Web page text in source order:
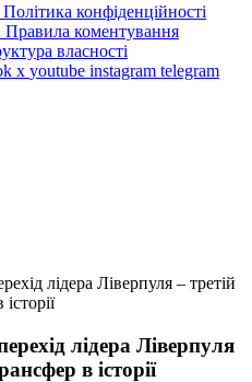
Політика конфіденційності
Правила коментування
власності
x youtube instagram telegram
лідера Ліверпуля – третій
лідера Ліверпуля
в історії